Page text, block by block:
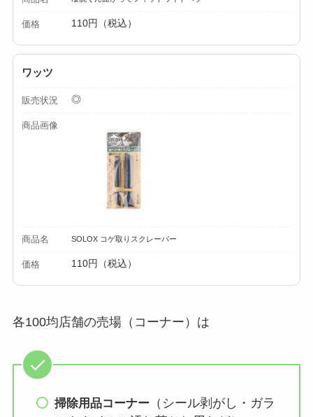
セリア等でカトラリ
価格 110円（税込）
ワッツ
販売状況 ◎
商品画像
商品名 SOLOX コゲ取りスクレーパー
価格 110円（税込）
各100均店舗の売場（コーナー）は
掃除用品コーナー （シール剥がし・ガラ